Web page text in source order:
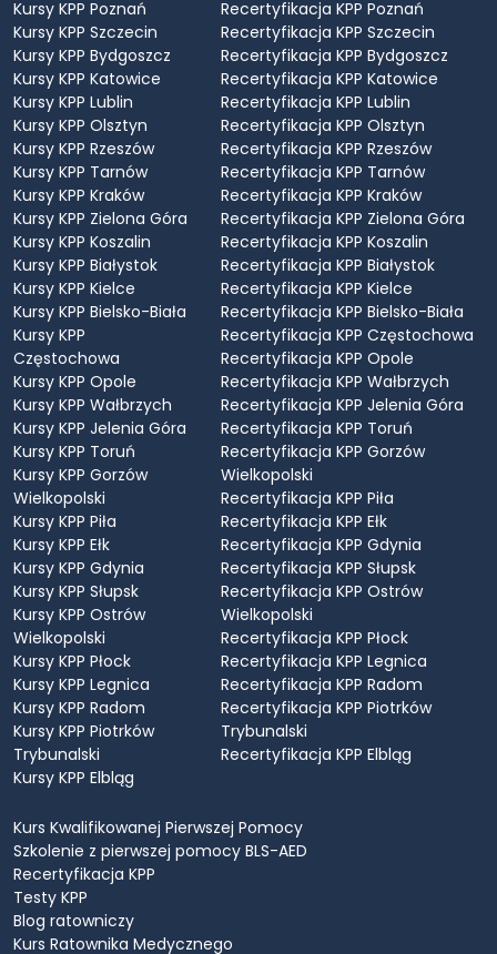
Kursy KPP Poznań
Kursy KPP Szczecin
Kursy KPP Bydgoszcz
Kursy KPP Katowice
Kursy KPP Lublin
Kursy KPP Olsztyn
Kursy KPP Rzeszów
Kursy KPP Tarnów
Kursy KPP Kraków
Kursy KPP Zielona Góra
Kursy KPP Koszalin
Kursy KPP Białystok
Kursy KPP Kielce
Kursy KPP Bielsko-Biała
Kursy KPP
Częstochowa
Kursy KPP Opole
Kursy KPP Wałbrzych
Kursy KPP Jelenia Góra
Kursy KPP Toruń
Kursy KPP Gorzów
Wielkopolski
Kursy KPP Piła
Kursy KPP Ełk
Kursy KPP Gdynia
Kursy KPP Słupsk
Kursy KPP Ostrów
Wielkopolski
Kursy KPP Płock
Kursy KPP Legnica
Kursy KPP Radom
Kursy KPP Piotrków
Trybunalski
Kursy KPP Elbląg
Recertyfikacja KPP Poznań
Recertyfikacja KPP Szczecin
Recertyfikacja KPP Bydgoszcz
Recertyfikacja KPP Katowice
Recertyfikacja KPP Lublin
Recertyfikacja KPP Olsztyn
Recertyfikacja KPP Rzeszów
Recertyfikacja KPP Tarnów
Recertyfikacja KPP Kraków
Recertyfikacja KPP Zielona Góra
Recertyfikacja KPP Koszalin
Recertyfikacja KPP Białystok
Recertyfikacja KPP Kielce
Recertyfikacja KPP Bielsko-Biała
Recertyfikacja KPP Częstochowa
Recertyfikacja KPP Opole
Recertyfikacja KPP Wałbrzych
Recertyfikacja KPP Jelenia Góra
Recertyfikacja KPP Toruń
Recertyfikacja KPP Gorzów
Wielkopolski
Recertyfikacja KPP Piła
Recertyfikacja KPP Ełk
Recertyfikacja KPP Gdynia
Recertyfikacja KPP Słupsk
Recertyfikacja KPP Ostrów
Wielkopolski
Recertyfikacja KPP Płock
Recertyfikacja KPP Legnica
Recertyfikacja KPP Radom
Recertyfikacja KPP Piotrków
Trybunalski
Recertyfikacja KPP Elbląg
Kurs Kwalifikowanej Pierwszej Pomocy
Szkolenie z pierwszej pomocy BLS-AED
Recertyfikacja KPP
Testy KPP
Blog ratowniczy
Kurs Ratownika Medycznego